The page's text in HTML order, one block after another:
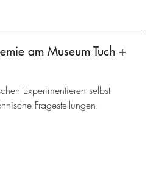
am Museum Tuch +
Experimentieren selbst
Fragestellungen.